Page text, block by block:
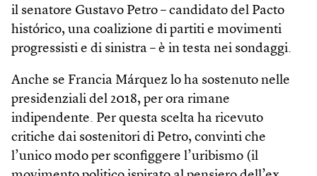
il senatore Gustavo Petro – candidato del Pacto
histórico, una coalizione di partiti e movimenti
progressisti e di sinistra – è in testa nei sondaggi.
Anche se Francia Márquez lo ha sostenuto nelle
presidenziali del 2018, per ora rimane
indipendente. Per questa scelta ha ricevuto
critiche dai sostenitori di Petro, convinti che
l’unico modo per sconfiggere l’uribismo (il